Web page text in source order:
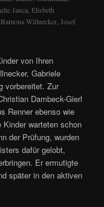
Janca, Elisbeth
Willnecker, Josef
von Ihren
Gabriele
vorbereitet. Zur
Dambeck-Gierl
Renner ebenso wie
warteten schon
der Prüfung, wurden
dafür gelobt,
Er ermutigte
später in den aktiven